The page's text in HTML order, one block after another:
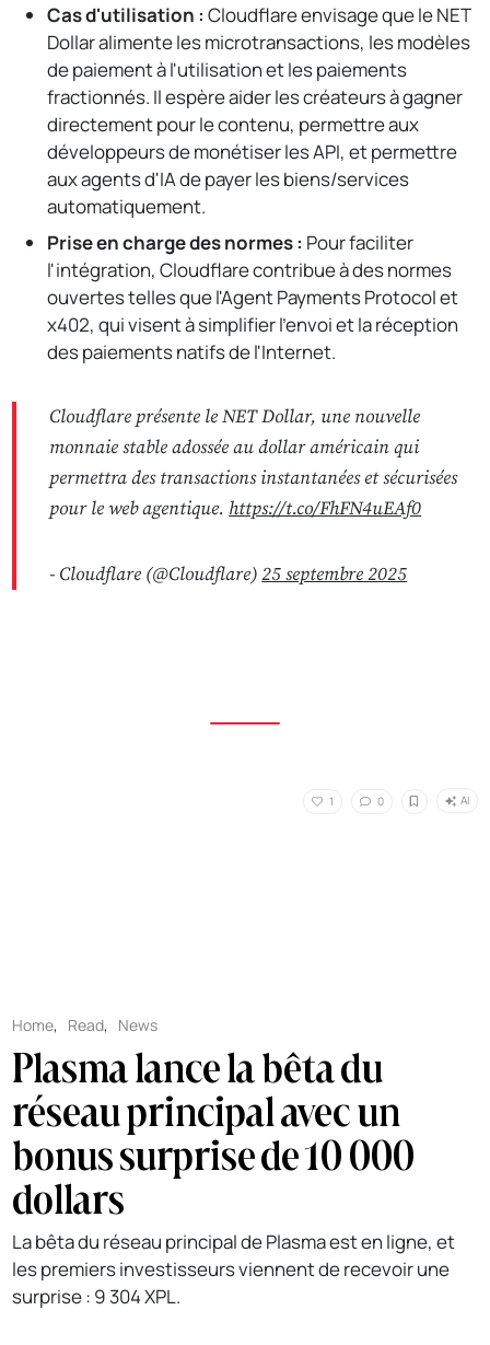
Cas d'utilisation : Cloudflare envisage que le NET
Dollar alimente les microtransactions, les modèles
de paiement à l'utilisation et les paiements
fractionnés. Il espère aider les créateurs à gagner
directement pour le contenu, permettre aux
développeurs de monétiser les API, et permettre
aux agents d'IA de payer les biens/services
automatiquement.
Prise en charge des normes : Pour faciliter
l'intégration, Cloudflare contribue à des normes
ouvertes telles que l'Agent Payments Protocol et
x402, qui visent à simplifier l'envoi et la réception
des paiements natifs de l'Internet.
Cloudflare présente le NET Dollar, une nouvelle
monnaie stable adossée au dollar américain qui
permettra des transactions instantanées et sécurisées
pour le web agentique. https://t.co/FhFN4uEAf0
- Cloudflare (@Cloudflare)25 septembre 2025
1 0 AI
Home, Read, News
Plasma lance la bêta du
réseau principal avec un
bonus surprise de 10 000
dollars
La bêta du réseau principal de Plasma est en ligne, et
les premiers investisseurs viennent de recevoir une
surprise : 9 304 XPL.